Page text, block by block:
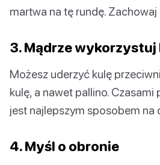
martwa na tę rundę.
3. Mądrze
Możesz uderzyć kulę
kulę, a nawet pallino.
jest najlepszym sposobem na
4. Myśl o obronie